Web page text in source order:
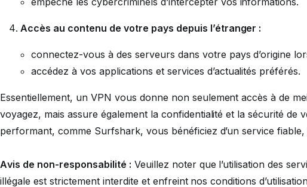
Accès au contenu de votre pays depuis l’étranger :
connectez-vous à des serveurs dans votre pays d’origine
accédez à vos applications et services d’actualités préférés.
Essentiellement, un VPN vous donne non seulement accès à de
voyagez, mais assure également la confidentialité et la sécurité de
performant, comme Surfshark, vous bénéficiez d’un service
Avis de non-responsabilité : Veuillez noter que l’utilisation des
illégale est strictement interdite et enfreint nos conditions